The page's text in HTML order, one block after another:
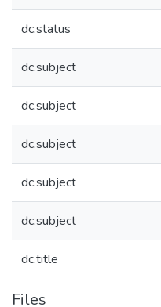
dc.status
dc.subject
dc.subject
dc.subject
dc.subject
dc.subject
dc.title
Files